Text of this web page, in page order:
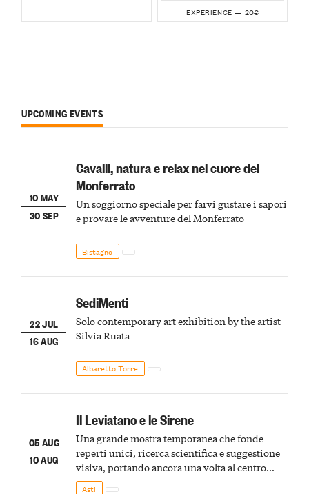
EXPERIENCE — 20€
UPCOMING EVENTS
10 MAY
30 SEP
Cavalli, natura e relax nel cuore del
Monferrato
Un soggiorno speciale per farvi gustare i sapori
e provare le avventure del Monferrato
Bistagno
22 JUL
16 AUG
SediMenti
Solo contemporary art exhibition by the artist
Silvia Ruata
Albaretto Torre
05 AUG
10 AUG
Il Leviatano e le Sirene
Una grande mostra temporanea che fonde
reperti unici, ricerca scientifica e suggestione
visiva, portando ancora una volta al centro
della scena le meraviglie del passato astigiano
Asti